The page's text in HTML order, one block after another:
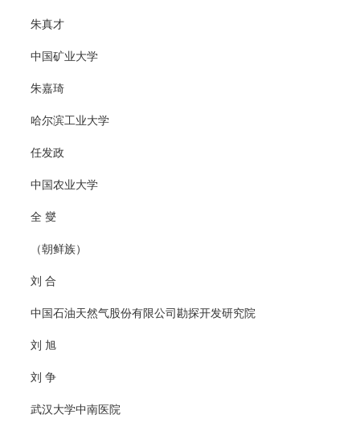
朱真才
中国矿业大学
朱嘉琦
哈尔滨工业大学
任发政
中国农业大学
全 燮
（朝鲜族）
刘 合
中国石油天然气股份有限公司勘探开发研究院
刘 旭
刘 争
武汉大学中南医院